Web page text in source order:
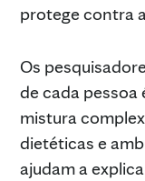
protege contra
Os
de cada pessoa
mistura
dietéticas e
ajudam a